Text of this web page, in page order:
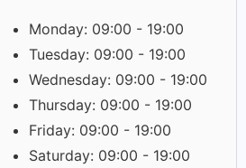
Monday: 09:00 - 19:00
Tuesday: 09:00 - 19:00
Wednesday: 09:00 - 19:00
Thursday: 09:00 - 19:00
Friday: 09:00 - 19:00
Saturday: 09:00 - 19:00